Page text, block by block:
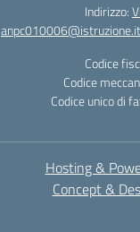
Indirizzo:
anpc010006@istruzione.it
Codice
Codice
Codice unico di
Hosting &
Concept &